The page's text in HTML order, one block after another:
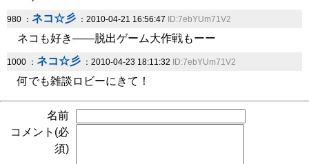
980 ： ネコ☆彡 ：2010-04-21 16:56:47 ID:7ebYUm71V2
ネコも好き――脱出ゲーム大作戦もーー
1000 ： ネコ☆彡 ：2010-04-23 18:11:32 ID:7ebYUm71V2
何でも雑談ロビーにきて！
名前
コメント(必
須)